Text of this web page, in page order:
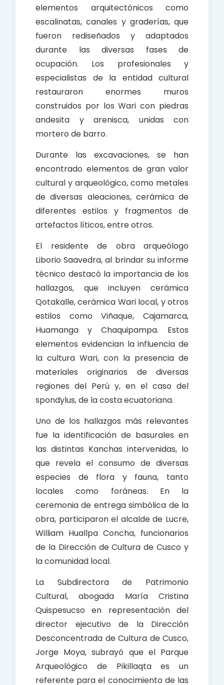
elementos arquitectónicos como
escalinatas, canales y graderías, que
fueron rediseñados y adaptados
durante las diversas fases de
ocupación. Los profesionales y
especialistas de la entidad cultural
restauraron enormes muros
construidos por los Wari con piedras
andesita y arenisca, unidas con
mortero de barro.
Durante las excavaciones, se han
encontrado elementos de gran valor
cultural y arqueológico, como metales
de diversas aleaciones, cerámica de
diferentes estilos y fragmentos de
artefactos líticos, entre otros.
El residente de obra arqueólogo
Liborio Saavedra, al brindar su informe
técnico destacó la importancia de los
hallazgos, que incluyen cerámica
Qotakalle, cerámica Wari local, y otros
estilos como Viñaque, Cajamarca,
Huamanga y Chaquipampa. Estos
elementos evidencian la influencia de
la cultura Wari, con la presencia de
materiales originarios de diversas
regiones del Perú y, en el caso del
spondylus, de la costa ecuatoriana.
Uno de los hallazgos más relevantes
fue la identificación de basurales en
las distintas Kanchas intervenidas, lo
que revela el consumo de diversas
especies de flora y fauna, tanto
locales como foráneas. En la
ceremonia de entrega simbólica de la
obra, participaron el alcalde de Lucre,
William Huallpa Concha, funcionarios
de la Dirección de Cultura de Cusco y
la comunidad local.
La Subdirectora de Patrimonio
Cultural, abogada María Cristina
Quispesucso en representación del
director ejecutivo de la Dirección
Desconcentrada de Cultura de Cusco,
Jorge Moya, subrayó que el Parque
Arqueológico de Pikillaqta es un
referente para el conocimiento de las